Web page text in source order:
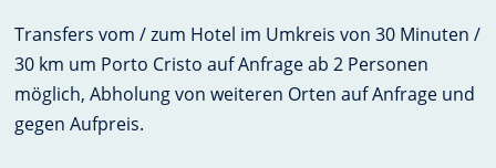
Transfers vom / zum Hotel im Umkreis von 30 Minuten /
30 km um Porto Cristo auf Anfrage ab 2 Personen
möglich, Abholung von weiteren Orten auf Anfrage und
gegen Aufpreis.